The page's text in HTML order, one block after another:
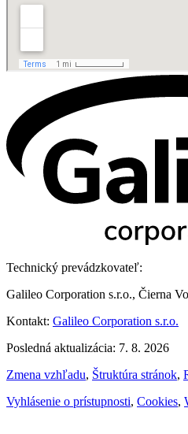
Technický prevádzkovateľ:
Galileo Corporation s.r.o., Čierna
Kontakt: Galileo Corporation s.r.o.
Posledná aktualizácia: 7. 8. 2026
Zmena vzhľadu, Štruktúra stránok,
Vyhlásenie o prístupnosti, Cookies,